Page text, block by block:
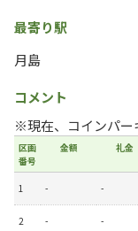
最寄り駅
月島
コメント
※現在、コインパー
区画
番号
金額 礼金
1 - -
2 - -